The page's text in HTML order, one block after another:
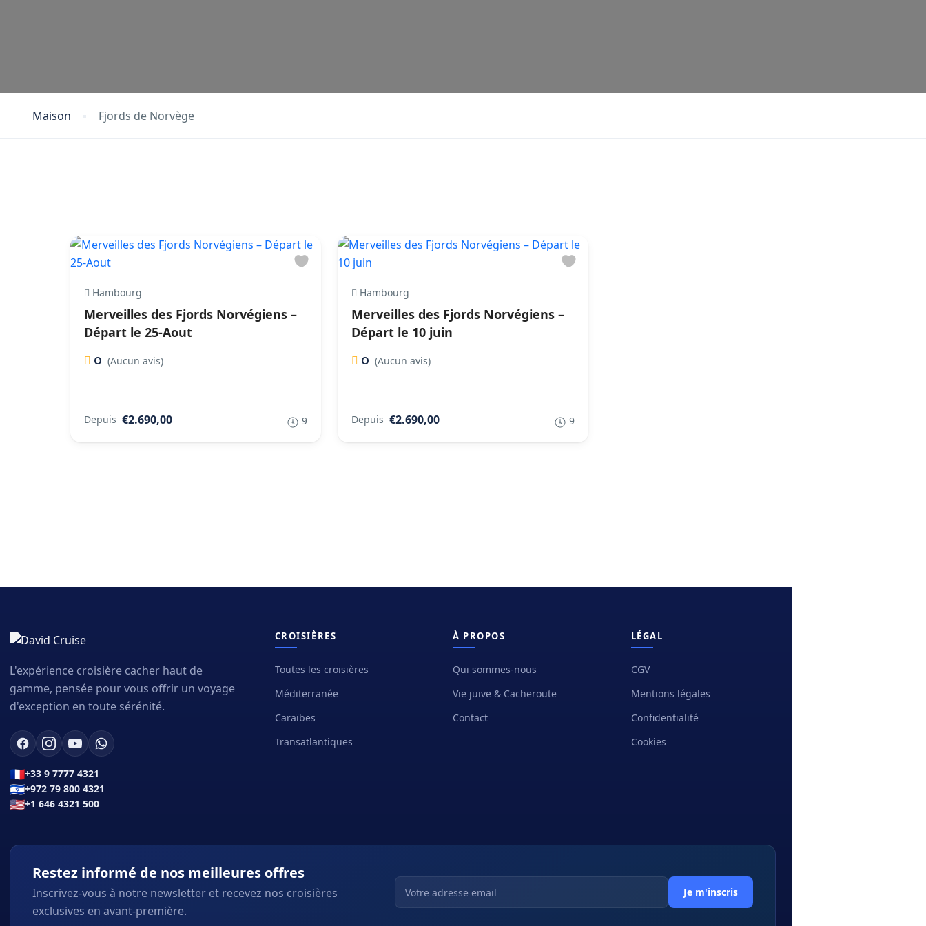
Maison Fjords de Norvège
Hambourg
Merveilles des Fjords Norvégiens –
Départ le 25-Aout
0 (Aucun avis)
Depuis €2.690,00 9
Hambourg
Merveilles des Fjords Norvégiens –
Départ le 10 juin
0 (Aucun avis)
Depuis €2.690,00 9
L'expérience croisière cacher haut de
gamme, pensée pour vous offrir un voyage
d'exception en toute sérénité.
🇫🇷+33 9 7777 4321
🇮🇱+972 79 800 4321
🇺🇸+1 646 4321 500
CROISIÈRES
Toutes les croisières
Méditerranée
Caraïbes
Transatlantiques
À PROPOS
Qui sommes-nous
Vie juive & Cacheroute
Contact
LÉGAL
CGV
Mentions légales
Confidentialité
Cookies
Restez informé de nos meilleures offres
Inscrivez-vous à notre newsletter et recevez nos croisières
exclusives en avant-première.
Je m'inscris